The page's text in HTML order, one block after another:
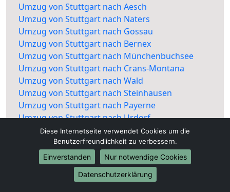
Umzug von Stuttgart nach Aesch
Umzug von Stuttgart nach Naters
Umzug von Stuttgart nach Gossau
Umzug von Stuttgart nach Bernex
Umzug von Stuttgart nach Münchenbuchsee
Umzug von Stuttgart nach Crans-Montana
Umzug von Stuttgart nach Wald
Umzug von Stuttgart nach Steinhausen
Umzug von Stuttgart nach Payerne
Umzug von Stuttgart nach Urdorf
Diese Internetseite verwendet Cookies um die
Benutzerfreundlichkeit zu verbessern.
Einverstanden
Nur notwendige Cookies
Datenschutzerklärung